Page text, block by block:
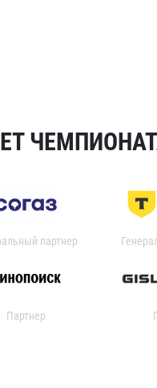
партнер
Партнер